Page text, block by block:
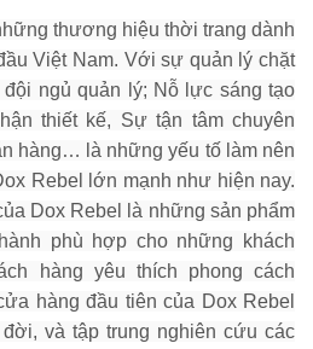
thương hiệu thời trang dành
Việt Nam. Với sự quản lý chặt
ngủ quản lý; Nỗ lực sáng tạo
thiết kế, Sự tận tâm chuyên
hàng… là những yếu tố làm nên
Rebel lớn mạnh như hiện nay.
Dox Rebel là những sản phẩm
phù hợp cho những khách
hàng yêu thích phong cách
hàng đầu tiên của Dox Rebel
và tập trung nghiên cứu các